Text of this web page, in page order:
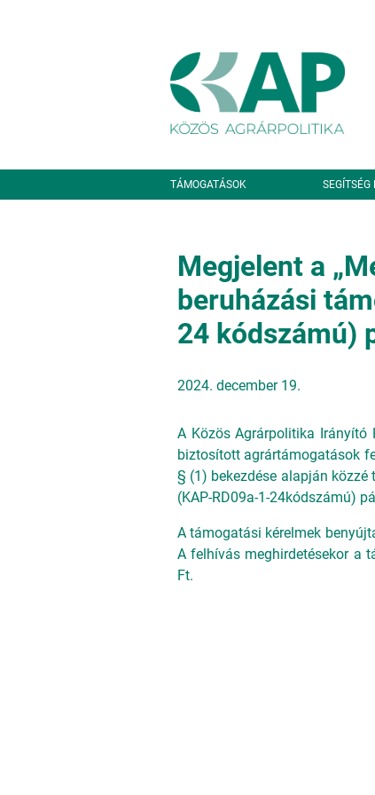
Másodlagos navigáció
TÁMOGATÁSOK
Megjelent a
beruházási
24 kódszámú)
2024. december 19.
A Közös Agrárpolitika Irányító
biztosított agrártámogatások
§ (1) bekezdése alapján közzé
(KAP-RD09a-1-24kódszámú)
A támogatási kérelmek
A felhívás meghirdetésekor a
Ft.